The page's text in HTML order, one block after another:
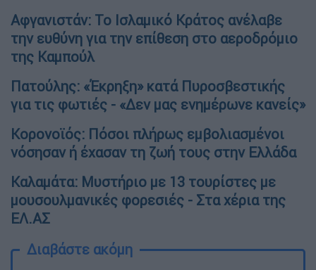
Αφγανιστάν: Το Ισλαμικό Κράτος ανέλαβε
την ευθύνη για την επίθεση στο αεροδρόμιο
της Καμπούλ
Πατούλης: «Έκρηξη» κατά Πυροσβεστικής
για τις φωτιές - «Δεν μας ενημέρωνε κανείς»
Κορονοϊός: Πόσοι πλήρως εμβολιασμένοι
νόσησαν ή έχασαν τη ζωή τους στην Ελλάδα
Καλαμάτα: Μυστήριο με 13 τουρίστες με
μουσουλμανικές φορεσιές - Στα χέρια της
ΕΛ.ΑΣ
Διαβάστε ακόμη